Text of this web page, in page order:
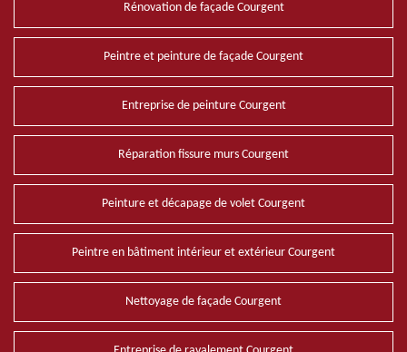
Rénovation de façade Courgent
Peintre et peinture de façade Courgent
Entreprise de peinture Courgent
Réparation fissure murs Courgent
Peinture et décapage de volet Courgent
Peintre en bâtiment intérieur et extérieur Courgent
Nettoyage de façade Courgent